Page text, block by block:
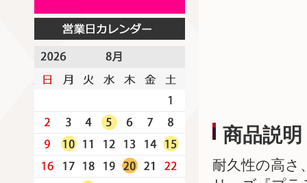
商品説明
耐久性の高さ